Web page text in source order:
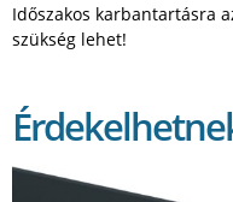
Időszakos karbantartásra
szükség lehet!